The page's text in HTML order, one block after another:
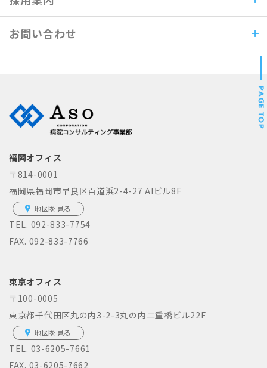
お問い合わせ
福岡オフィス
〒814-0001
福岡県福岡市早良区百道浜2-4-27 AIビル8F
地図を見る
TEL. 092-833-7754
FAX. 092-833-7766
東京オフィス
〒100-0005
東京都千代田区丸の内3-2-3丸の内二重橋ビル22F
地図を見る
TEL. 03-6205-7661
FAX. 03-6205-7662